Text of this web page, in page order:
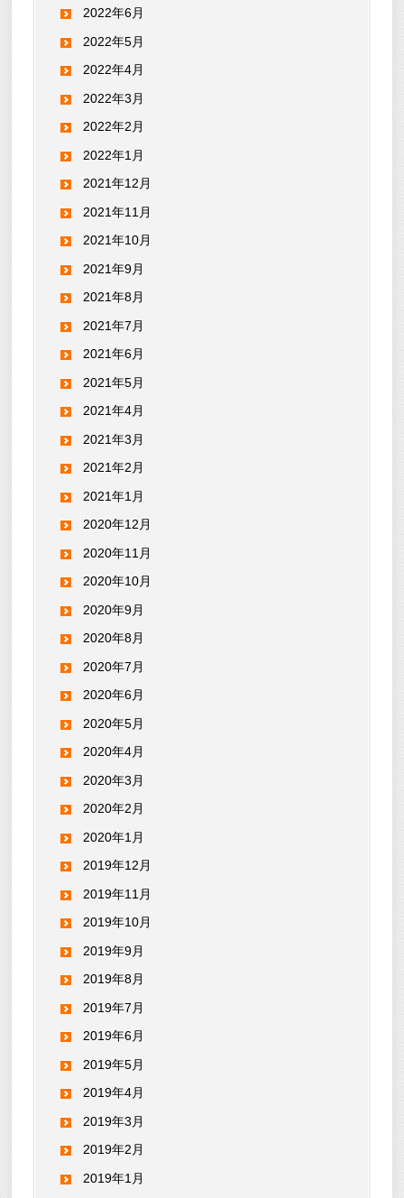
2022年6月
2022年5月
2022年4月
2022年3月
2022年2月
2022年1月
2021年12月
2021年11月
2021年10月
2021年9月
2021年8月
2021年7月
2021年6月
2021年5月
2021年4月
2021年3月
2021年2月
2021年1月
2020年12月
2020年11月
2020年10月
2020年9月
2020年8月
2020年7月
2020年6月
2020年5月
2020年4月
2020年3月
2020年2月
2020年1月
2019年12月
2019年11月
2019年10月
2019年9月
2019年8月
2019年7月
2019年6月
2019年5月
2019年4月
2019年3月
2019年2月
2019年1月